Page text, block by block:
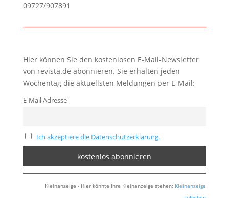
09727/907891
Hier können Sie den kostenlosen E-Mail-Newsletter
von revista.de abonnieren. Sie erhalten jeden
Wochentag die aktuellsten Meldungen per E-Mail:
E-Mail Adresse
Ich akzeptiere die Datenschutzerklärung.
Kleinanzeige - Hier könnte Ihre Kleinanzeige stehen: Kleinanzeige